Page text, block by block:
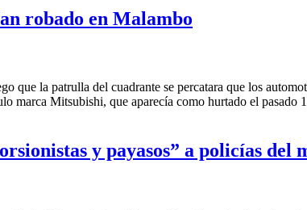
robado en Malambo
la patrulla del cuadrante se percatara que los
marca Mitsubishi, que aparecía como hurtado el pasado
y payasos” a policías del